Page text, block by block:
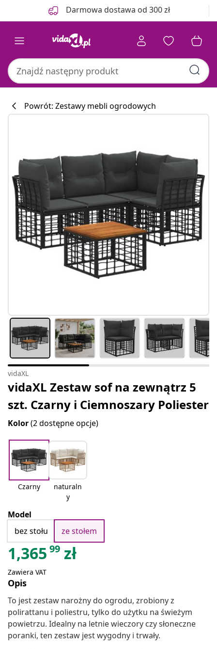
Darmowa dostawa od 300 zł
Powrót: Zestawy mebli ogrodowych
vidaXL
vidaXL Zestaw sof na zewnątrz 5
szt. Czarny i Ciemnoszary Poliester
Kolor(2 dostępne opcje)
Czarny
naturaln
y
Model
bez stołu
ze stołem
1,365 99 zł
Zawiera VAT
Opis
To jest zestaw narożny do ogrodu, zrobiony z
polirattanu i poliestru, tylko do użytku na świeżym
powietrzu. Idealny na letnie wieczory czy słoneczne
poranki, ten zestaw jest wygodny i trwały.